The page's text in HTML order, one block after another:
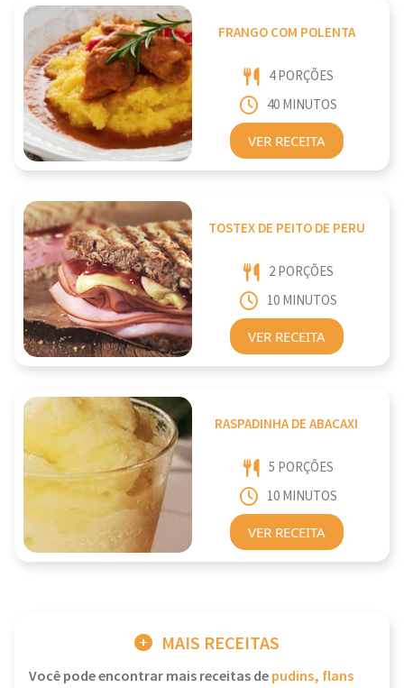
FRANGO COM POLENTA
4 PORÇÕES
40 MINUTOS
VER RECEITA
TOSTEX DE PEITO DE PERU
2 PORÇÕES
10 MINUTOS
VER RECEITA
RASPADINHA DE ABACAXI
5 PORÇÕES
10 MINUTOS
VER RECEITA
MAIS RECEITAS
Você pode encontrar mais receitas depudins, flans